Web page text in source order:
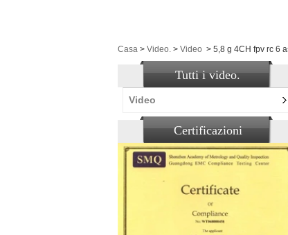
Casa > Video. > Video > 5,8 g 4CH fpv rc 6
Tutti i video.
Video
Certificazioni